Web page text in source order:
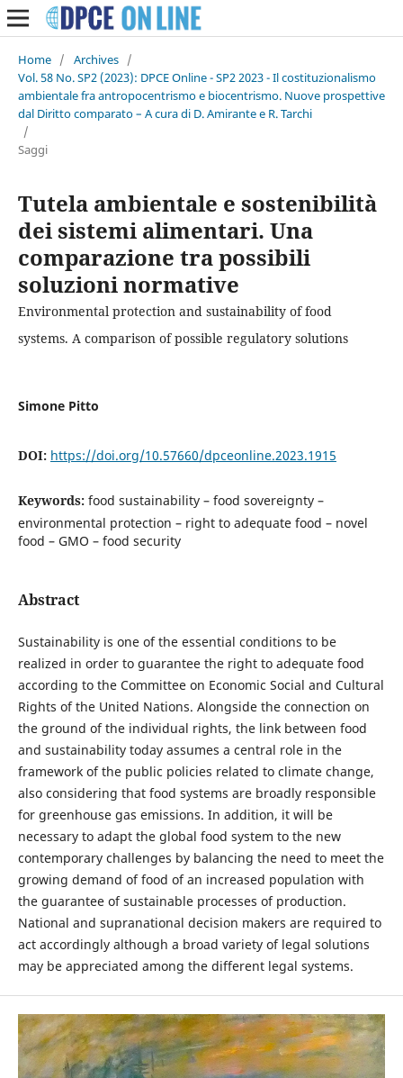
Home / Archives /
Vol. 58 No. SP2 (2023): DPCE Online - SP2 2023 - Il costituzionalismo
ambientale fra antropocentrismo e biocentrismo. Nuove prospettive
dal Diritto comparato – A cura di D. Amirante e R. Tarchi
/
Saggi
Tutela ambientale e sostenibilità
dei sistemi alimentari. Una
comparazione tra possibili
soluzioni normative
Environmental protection and sustainability of food
systems. A comparison of possible regulatory solutions
Simone Pitto
DOI: https://doi.org/10.57660/dpceonline.2023.1915
Keywords: food sustainability – food sovereignty –
environmental protection – right to adequate food – novel
food – GMO – food security
Abstract
Sustainability is one of the essential conditions to be
realized in order to guarantee the right to adequate food
according to the Committee on Economic Social and Cultural
Rights of the United Nations. Alongside the connection on
the ground of the individual rights, the link between food
and sustainability today assumes a central role in the
framework of the public policies related to climate change,
also considering that food systems are broadly responsible
for greenhouse gas emissions. In addition, it will be
necessary to adapt the global food system to the new
contemporary challenges by balancing the need to meet the
growing demand of food of an increased population with
the guarantee of sustainable processes of production.
National and supranational decision makers are required to
act accordingly although a broad variety of legal solutions
may be appreciated among the different legal systems.